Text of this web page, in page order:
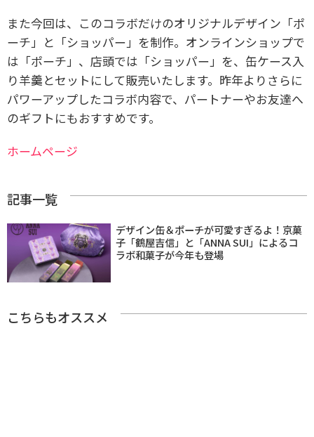
また今回は、このコラボだけのオリジナルデザイン「ポ
ーチ」と「ショッパー」を制作。オンラインショップで
は「ポーチ」、店頭では「ショッパー」を、缶ケース入
り羊羹とセットにして販売いたします。昨年よりさらに
パワーアップしたコラボ内容で、パートナーやお友達へ
のギフトにもおすすめです。
ホームページ
記事一覧
デザイン缶＆ポーチが可愛すぎるよ！京菓
子「鶴屋吉信」と「ANNA SUI」によるコ
ラボ和菓子が今年も登場
こちらもオススメ